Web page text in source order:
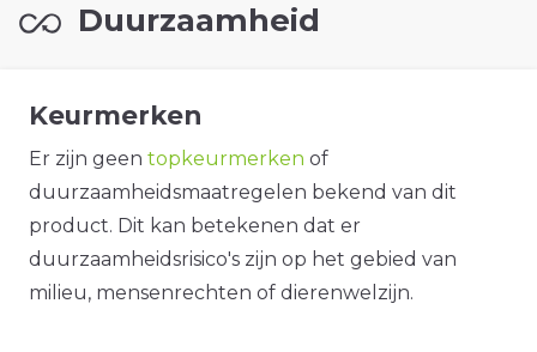
Duurzaamheid
Keurmerken
Er zijn geen topkeurmerken of
duurzaamheidsmaatregelen bekend van dit
product. Dit kan betekenen dat er
duurzaamheidsrisico's zijn op het gebied van
milieu, mensenrechten of dierenwelzijn.